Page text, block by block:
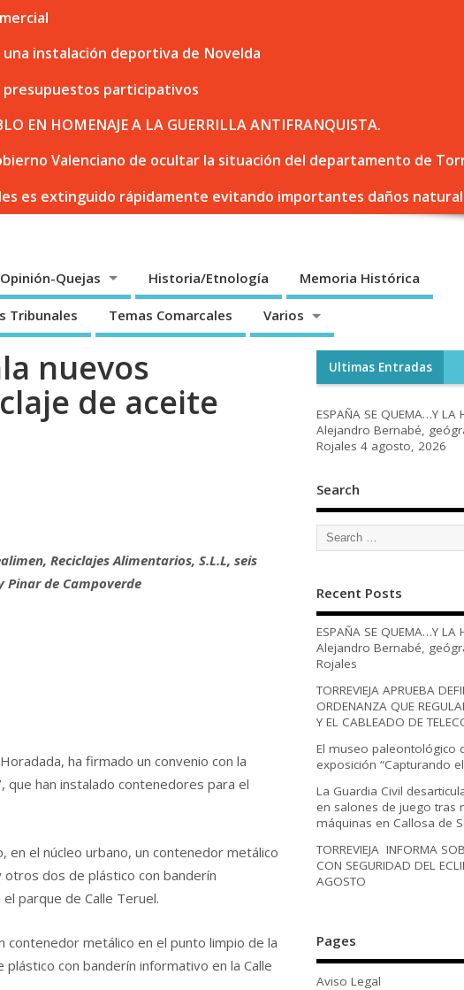
instalación deportiva de Novelda
presupuestos participativos
EN HOMENAJE A LA GUERRILLA ANTIFRANQUISTA.
Valenciano de ocultar la situación del departamento de
es extinguido rápidamente evitando importantes daños
Quejas Historia/Etnología Memoria Histórica
Tribunales Temas Comarcales Varios
nuevos
de aceite
Reciclajes Alimentarios, S.L.L, seis
Pinar de Campoverde
ha firmado un convenio con la
que han instalado contenedores para el
el núcleo urbano, un contenedor metálico
dos de plástico con banderín
parque de Calle Teruel.
contenedor metálico en el punto limpio de la
con banderín informativo en la Calle
Ultimas Entradas
ESPAÑA SE QUEMA…Y LA
Alejandro Bernabé,
Rojales 4 agosto, 2026
Search
Recent Posts
ESPAÑA SE QUEMA…Y LA
Alejandro Bernabé,
Rojales
TORREVIEJA APRUEBA
ORDENANZA QUE
Y EL CABLEADO DE
El museo paleontológico
exposición “Capturando
La Guardia Civil
en salones de juego tras
máquinas en Callosa de
TORREVIEJA INFORMA
CON SEGURIDAD DEL
AGOSTO
Pages
Aviso Legal